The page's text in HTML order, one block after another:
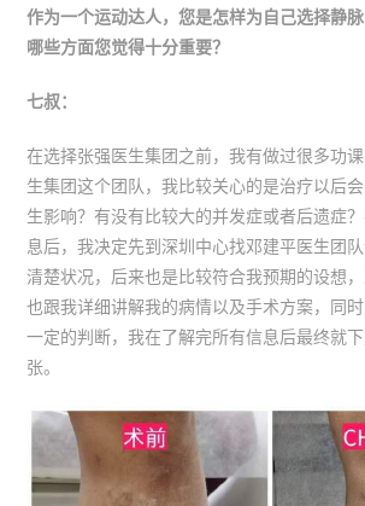
作为一个运动达人，您是怎样为自己选择静脉
哪些方面您觉得十分重要？
七叔：
在选择张强医生集团之前，我有做过很多功
生集团这个团队，我比较关心的是治疗以后
生影响？有没有比较大的并发症或者后遗症
息后，我决定先到深圳中心找邓建平医生团
清楚状况，后来也是比较符合我预期的设想
也跟我详细讲解我的病情以及手术方案，同
一定的判断，我在了解完所有信息后最终就
张。